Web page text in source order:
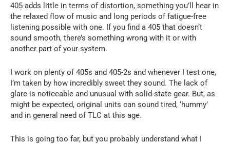
405 adds little in terms of distortion, something you’ll hear in
the relaxed flow of music and long periods of fatigue-free
listening possible with one. If you find a 405 that doesn’t
sound smooth, there’s something wrong with it or with
another part of your system.
I work on plenty of 405s and 405-2s and whenever I test one,
I’m taken by how incredibly sweet they sound. The lack of
glare is noticeable and unusual with solid-state gear. But, as
might be expected, original units can sound tired, ‘hummy’
and in general need of TLC at this age.
This is going too far, but you probably understand what I